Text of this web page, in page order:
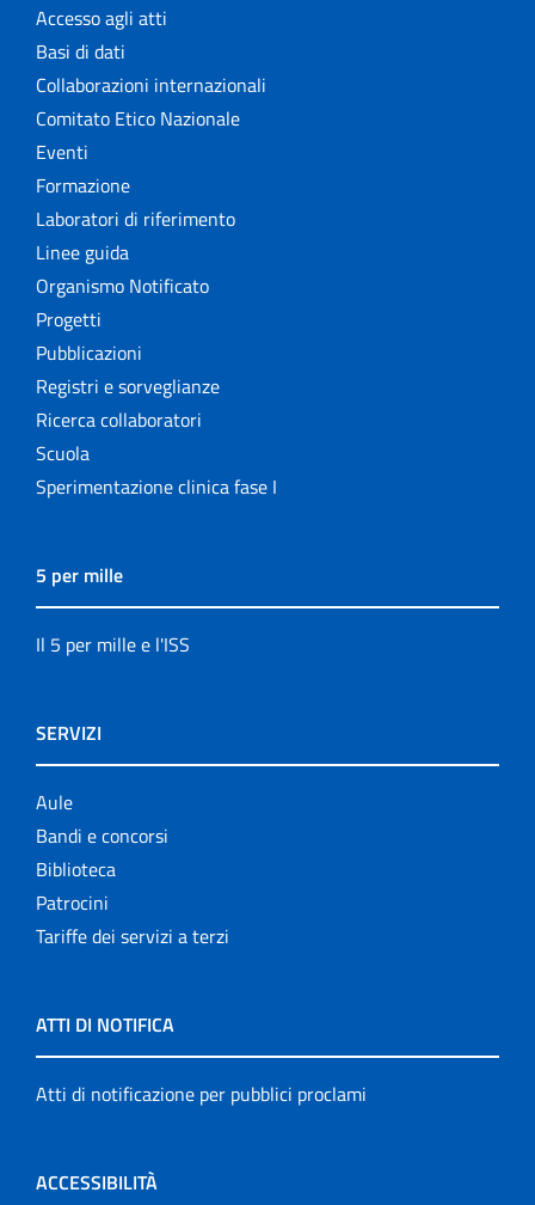
Accesso agli atti
Basi di dati
Collaborazioni internazionali
Comitato Etico Nazionale
Eventi
Formazione
Laboratori di riferimento
Linee guida
Organismo Notificato
Progetti
Pubblicazioni
Registri e sorveglianze
Ricerca collaboratori
Scuola
Sperimentazione clinica fase I
5 per mille
Il 5 per mille e l'ISS
SERVIZI
Aule
Bandi e concorsi
Biblioteca
Patrocini
Tariffe dei servizi a terzi
ATTI DI NOTIFICA
Atti di notificazione per pubblici proclami
ACCESSIBILITÀ